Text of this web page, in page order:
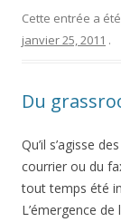
Cette entrée a
janvier 25, 2011 .
Du
Qu’il s’agisse
courrier ou du
tout temps été
L’émergence